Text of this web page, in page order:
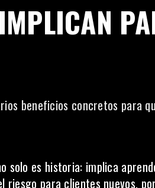
beneficios concretos para
solo es historia: implica
para clientes nuevos,